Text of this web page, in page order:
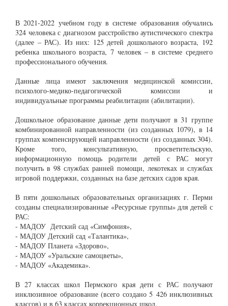
В 2021-2022 учебном году в системе образования обучались
324 человека с диагнозом расстройство аутистического спектра
(далее – РАС). Из них: 125 детей дошкольного возраста, 192
ребенка школьного возраста, 7 человек – в системе среднего
профессионального обучения.
Данные лица имеют заключения медицинской комиссии,
психолого-медико-педагогической комиссии и
индивидуальные программы реабилитации (абилитации).
Дошкольное образование данные дети получают в 31 группе
комбинированной направленности (из созданных 1079), в 14
группах компенсирующей направленности (из созданных 304).
Кроме того, консультативную, просветительскую,
информационную помощь родители детей с РАС могут
получить в 98 службах ранней помощи, лекотеках и службах
игровой поддержки, созданных на базе детских садов края.
В пяти дошкольных образовательных организациях г. Перми
созданы специализированные «Ресурсные группы» для детей с
РАС:
- МАДОУ Детский сад «Симфония»,
- МАДОУ Детский сад «Талантика»,
- МАДОУ Планета «Здорово»,
- МАДОУ «Уральские самоцветы»,
- МАДОУ «Академика».
В 27 классах школ Пермского края дети с РАС получают
инклюзивное образование (всего создано 5 426 инклюзивных
классов) и в 63 классах коррекционных школ.